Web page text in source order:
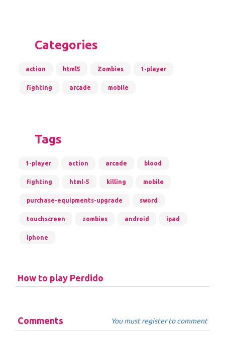
Categories
action html5 Zombies 1-player
fighting arcade mobile
Tags
1-player action arcade blood
fighting html-5 killing mobile
purchase-equipments-upgrade sword
touchscreen zombies android ipad
iphone
How to play Perdido
Comments You must register to comment